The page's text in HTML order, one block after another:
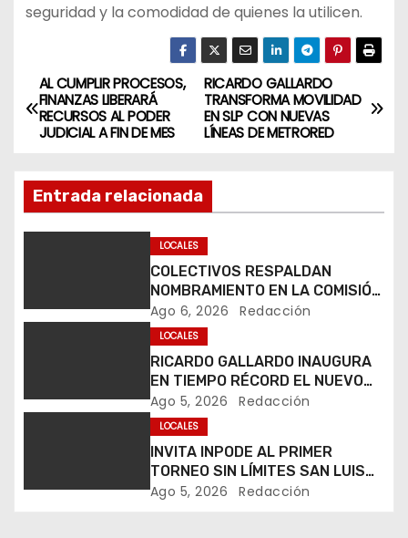
seguridad y la comodidad de quienes la utilicen.
N
a
e
c
ó
RICARDO GALLARDO
TRANSFORMA MOVILIDAD
EN SLP CON NUEVAS
LÍNEAS DE METRORED
AL CUMPLIR PROCESOS,
FINANZAS LIBERARÁ
RECURSOS AL PODER
JUDICIAL A FIN DE MES
Entrada relacionada
LOCALES
COLECTIVOS RESPALDAN
NOMBRAMIENTO EN LA COMISIÓN
ESTATAL DE BÚSQUEDA DE
PERSONAS.
Ago 6, 2026 Redacción
LOCALES
RICARDO GALLARDO INAUGURA
EN TIEMPO RÉCORD EL NUEVO
PASO A DESNIVEL DE CIRCUITO
POTOSÍ
Ago 5, 2026 Redacción
LOCALES
INVITA INPODE AL PRIMER
TORNEO SIN LÍMITES SAN LUIS
OPEN 2026
Ago 5, 2026 Redacción